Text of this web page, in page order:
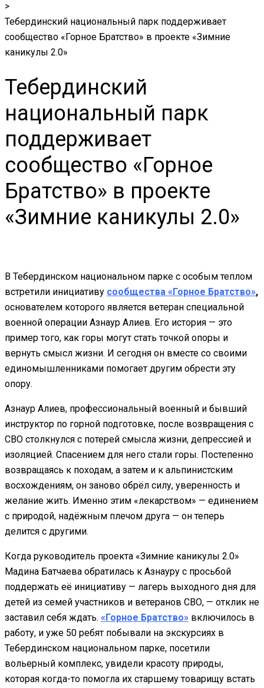
>
Тебердинский национальный парк поддерживает
сообщество «Горное Братство» в проекте «Зимние
каникулы 2.0»
Тебердинский
национальный парк
поддерживает
сообщество «Горное
Братство» в проекте
«Зимние каникулы 2.0»
В Тебердинском национальном парке с особым теплом
встретили инициативу сообщества «Горное Братство»,
основателем которого является ветеран специальной
военной операции Азнаур Алиев. Его история — это
пример того, как горы могут стать точкой опоры и
вернуть смысл жизни. И сегодня он вместе со своими
единомышленниками помогает другим обрести эту
опору.
Азнаур Алиев, профессиональный военный и бывший
инструктор по горной подготовке, после возвращения с
СВО столкнулся с потерей смысла жизни, депрессией и
изоляцией. Спасением для него стали горы. Постепенно
возвращаясь к походам, а затем и к альпинистским
восхождениям, он заново обрёл силу, уверенность и
желание жить. Именно этим «лекарством» — единением
с природой, надёжным плечом друга — он теперь
делится с другими.
Когда руководитель проекта «Зимние каникулы 2.0»
Мадина Батчаева обратилась к Азнауру с просьбой
поддержать её инициативу — лагерь выходного дня для
детей из семей участников и ветеранов СВО, — отклик не
заставил себя ждать. «Горное Братство» включилось в
работу, и уже 50 ребят побывали на экскурсиях в
Тебердинском национальном парке, посетили
вольерный комплекс, увидели красоту природы,
которая когда-то помогла их старшему товарищу встать